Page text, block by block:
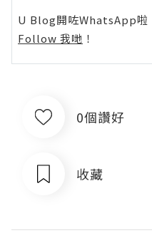
U Blog開咗WhatsApp啦
Follow 我哋 ！
0個讚好
收藏